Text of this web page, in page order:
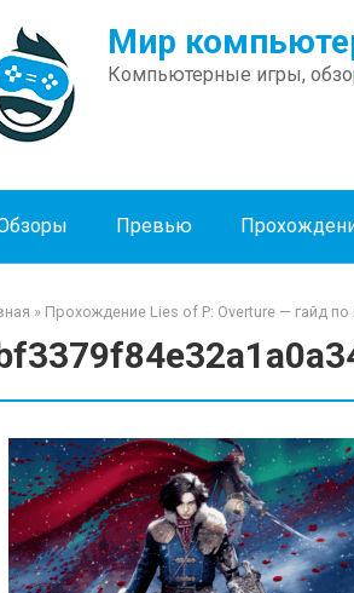
Мир
Компьютерные игры,
Превью
» Прохождение Lies of P: Overture — гайд по